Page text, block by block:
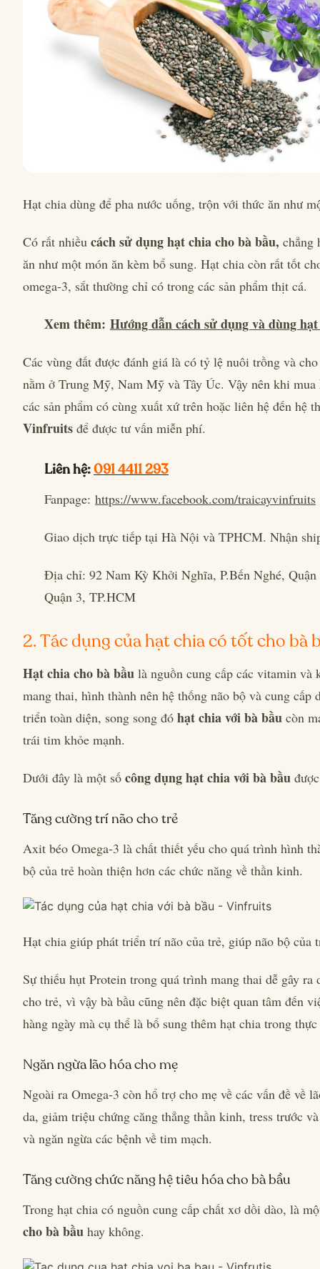
Hạt chia dùng để pha nước uống, trộn với thức ăn như
Có rất nhiều cách sử dụng hạt chia cho bà bầu, chẳng
ăn như một món ăn kèm bổ sung. Hạt chia còn rất tốt
omega-3, sắt thường chỉ có trong các sản phẩm thịt cá.
Xem thêm: Hướng dẫn cách sử dụng và dùng
Các vùng đất được đánh giá là có tỷ lệ nuôi trồng và
nằm ở Trung Mỹ, Nam Mỹ và Tây Úc. Vậy nên khi mua
các sản phẩm có cùng xuất xứ trên hoặc liên hệ đến hệ
Vinfruits để được tư vấn miễn phí.
Liên hệ:091 4411 293
Fanpage: https://www.facebook.com/traicayvinfruits
Giao dịch trực tiếp tại Hà Nội và TPHCM. Nhận
Địa chỉ: 92 Nam Kỳ Khởi Nghĩa, P.Bến Nghé,
Quận 3, TP.HCM
2. Tác dụng của hạt chia có tốt cho bà
Hạt chia cho bà bầu là nguồn cung cấp các vitamin và
mang thai, hình thành nên hệ thống não bộ và cung
triển toàn diện, song song đó hạt chia với bà bầu còn
trái tim khỏe mạnh.
Dưới đây là một số công dụng hạt chia với bà bầu
Tăng cường trí não cho trẻ
Axit béo Omega-3 là chất thiết yếu cho quá trình hình
bộ của trẻ hoàn thiện hơn các chức năng về thần kinh.
Hạt chia giúp phát triển trí não của trẻ, giúp não bộ của
Sự thiếu hụt Protein trong quá trình mang thai dễ gây ra
cho trẻ, vì vậy bà bầu cũng nên đặc biệt quan tâm đến
hàng ngày mà cụ thể là bổ sung thêm hạt chia trong
Ngăn ngừa lão hóa cho mẹ
Ngoài ra Omega-3 còn hổ trợ cho mẹ về các vấn đề về
da, giảm triệu chứng căng thẳng thần kinh, tress trước
và ngăn ngừa các bệnh về tim mạch.
Tăng cường chức năng hệ tiêu hóa cho bà bầu
Trong hạt chia có nguồn cung cấp chất xơ dồi dào, là
cho bà bầu hay không.